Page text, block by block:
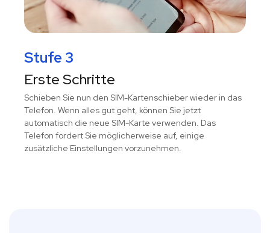
Stufe 3
Erste Schritte
Schieben Sie nun den SIM-Kartenschieber wieder in das
Telefon. Wenn alles gut geht, können Sie jetzt
automatisch die neue SIM-Karte verwenden. Das
Telefon fordert Sie möglicherweise auf, einige
zusätzliche Einstellungen vorzunehmen.